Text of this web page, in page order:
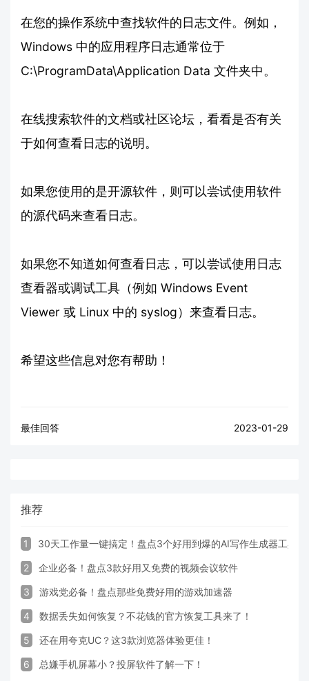
在您的操作系统中查找软件的日志文件。例如，
Windows 中的应用程序日志通常位于
C:\ProgramData\Application Data 文件夹中。
在线搜索软件的文档或社区论坛，看看是否有关
于如何查看日志的说明。
如果您使用的是开源软件，则可以尝试使用软件
的源代码来查看日志。
如果您不知道如何查看日志，可以尝试使用日志
查看器或调试工具（例如 Windows Event
Viewer 或 Linux 中的 syslog）来查看日志。
希望这些信息对您有帮助！
最佳回答 2023-01-29
推荐
1 30天工作量一键搞定！盘点3个好用到爆的AI写作生成器工具
2 企业必备！盘点3款好用又免费的视频会议软件
3 游戏党必备！盘点那些免费好用的游戏加速器
4 数据丢失如何恢复？不花钱的官方恢复工具来了！
5 还在用夸克UC？这3款浏览器体验更佳！
6 总嫌手机屏幕小？投屏软件了解一下！